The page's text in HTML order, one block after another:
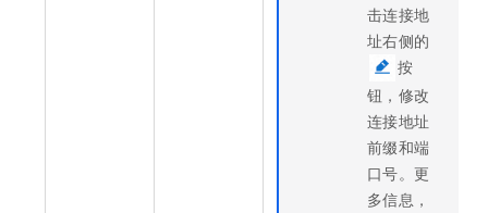
击连接地
址右侧的
按
钮，修改
连接地址
前缀和端
口号。更
多信息，